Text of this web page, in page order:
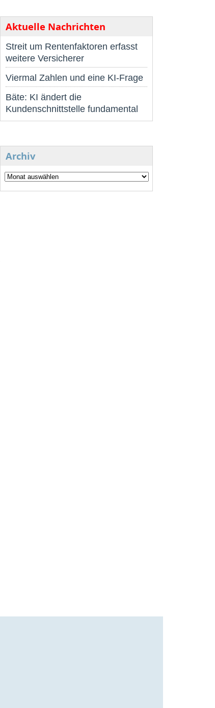
Aktuelle Nachrichten
Streit um Rentenfaktoren erfasst
weitere Versicherer
Viermal Zahlen und eine KI-Frage
Bäte: KI ändert die
Kundenschnittstelle fundamental
Archiv